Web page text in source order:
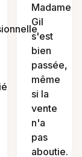
Madame
Gil
s'est
bien
passée,
même
si la
vente
n'a
pas
aboutie.